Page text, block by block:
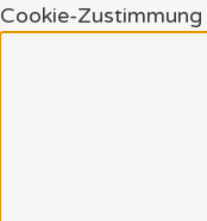
Cookie-